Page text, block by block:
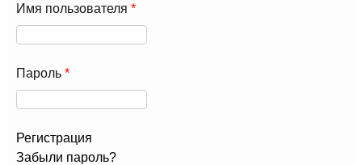
Имя пользователя *
Пароль *
Регистрация
Забыли пароль?